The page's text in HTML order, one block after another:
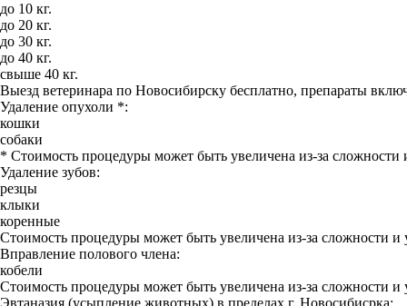
до 10 кг.
до 20 кг.
до 30 кг.
до 40 кг.
свыше 40 кг.
Выезд ветеринара по Новосибирску бесплатно, препараты
Удаление опухоли *:
кошки
собаки
* Стоимость процедуры может быть увеличена из-за сложности
Удаление зубов:
резцы
клыки
коренные
Стоимость процедуры может быть увеличена из-за сложности и
Вправление полового члена:
кобели
Стоимость процедуры может быть увеличена из-за сложности и
Эвтаназия (усыпление животных) в пределах г. Новосибисрка: